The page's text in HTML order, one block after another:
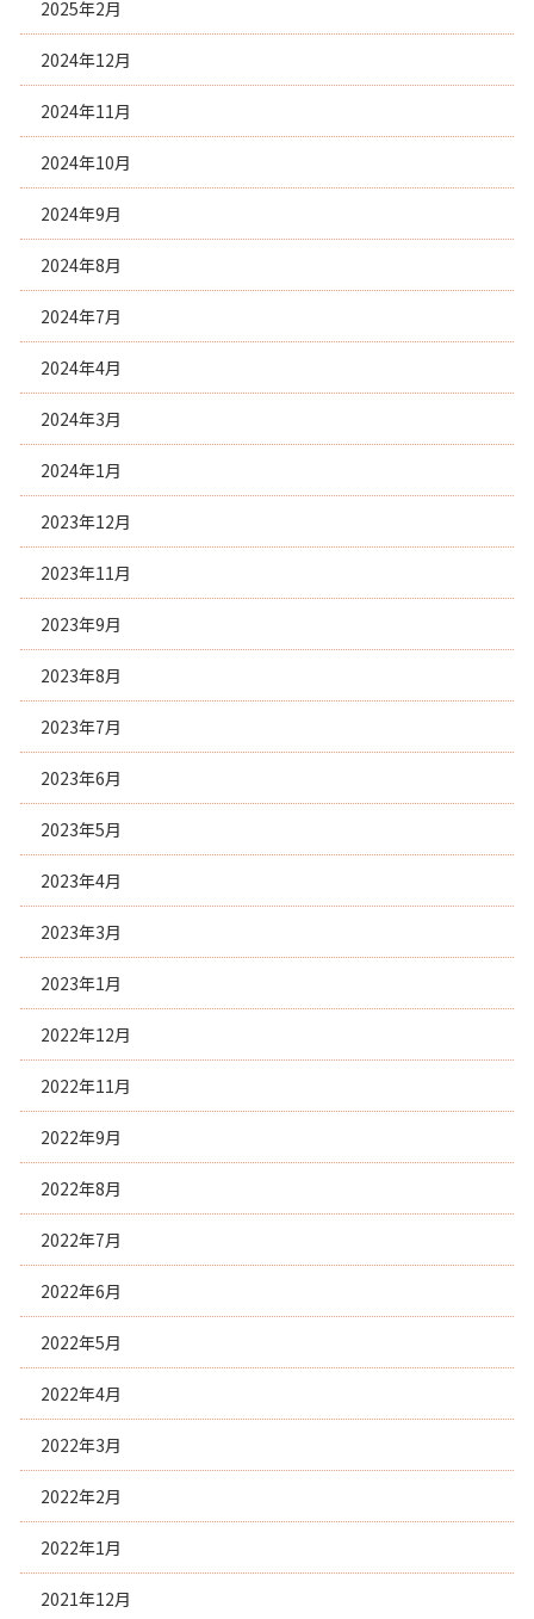
2025年2月
2024年12月
2024年11月
2024年10月
2024年9月
2024年8月
2024年7月
2024年4月
2024年3月
2024年1月
2023年12月
2023年11月
2023年9月
2023年8月
2023年7月
2023年6月
2023年5月
2023年4月
2023年3月
2023年1月
2022年12月
2022年11月
2022年9月
2022年8月
2022年7月
2022年6月
2022年5月
2022年4月
2022年3月
2022年2月
2022年1月
2021年12月